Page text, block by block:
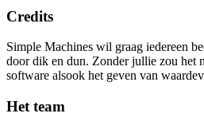
Credits
Simple Machines wil graag iedereen
door dik en dun. Zonder jullie zou het
software alsook het geven van
Het team